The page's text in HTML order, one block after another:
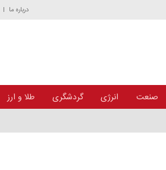
درباره ما
صنعت انرژی گردشگری طلا و ارز